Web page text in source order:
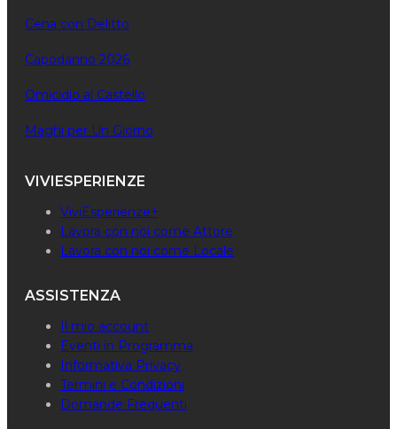
Cena con Delitto
Capodanno 2026
Omicidio al Castello
Maghi per Un Giorno
VIVIESPERIENZE
ViviEsperienze+
Lavora con noi come Attore
Lavora con noi come Locale
ASSISTENZA
Il mio account
Eventi in Programma
Informativa Privacy
Termini e Condizioni
Domande Frequenti